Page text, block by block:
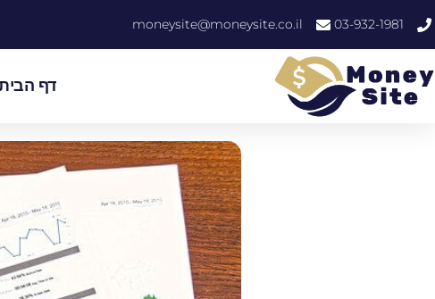
03-932-1981
moneysite@moneysite.co.il
דף